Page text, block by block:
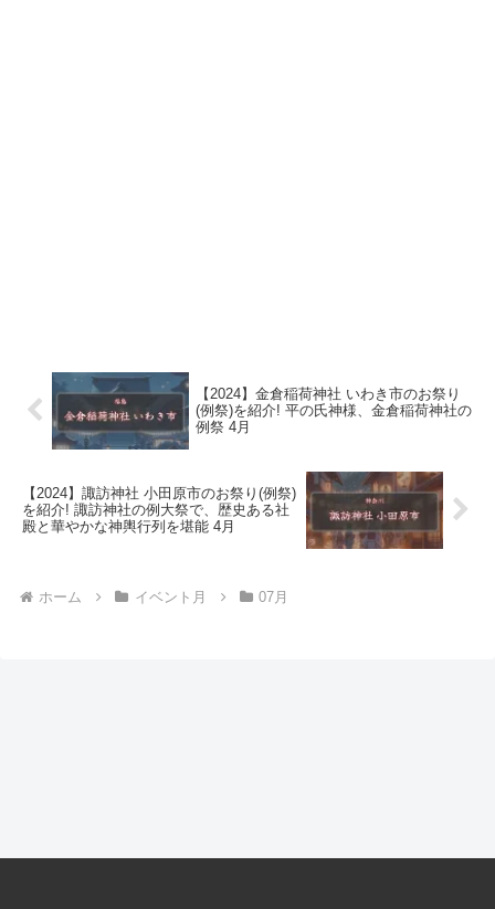
【2024】金倉稲荷神社 いわき市のお祭り
(例祭)を紹介! 平の氏神様、金倉稲荷神社の
例祭 4月
【2024】諏訪神社 小田原市のお祭り(例祭)
を紹介! 諏訪神社の例大祭で、歴史ある社
殿と華やかな神輿行列を堪能 4月
ホーム イベント月 07月